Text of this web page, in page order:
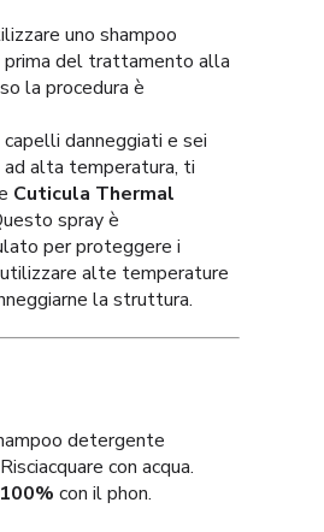
uno shampoo
del trattamento alla
la procedura è
danneggiati e sei
alta temperatura, ti
Cuticula Thermal
spray è
per proteggere i
alte temperature
la struttura.
detergente
con acqua.
100% con il phon.